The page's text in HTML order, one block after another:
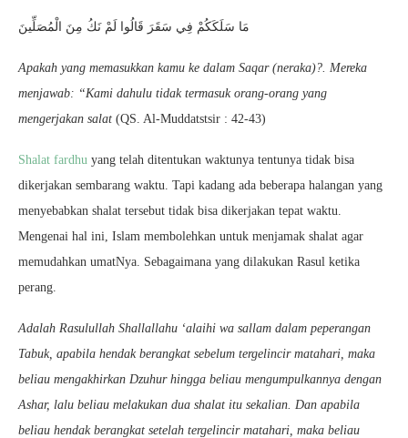
مَا سَلَكَكُمْ فِي سَقَرَ قَالُوا لَمْ نَكُ مِنَ الْمُصَلِّينَ
Apakah yang memasukkan kamu ke dalam Saqar (neraka)?. Mereka
menjawab: “Kami dahulu tidak termasuk orang-orang yang
mengerjakan salat (QS. Al-Muddatstsir : 42-43)
Shalat fardhu yang telah ditentukan waktunya tentunya tidak bisa
dikerjakan sembarang waktu. Tapi kadang ada beberapa halangan yang
menyebabkan shalat tersebut tidak bisa dikerjakan tepat waktu.
Mengenai hal ini, Islam membolehkan untuk menjamak shalat agar
memudahkan umatNya. Sebagaimana yang dilakukan Rasul ketika
perang.
Adalah Rasulullah Shallallahu ‘alaihi wa sallam dalam peperangan
Tabuk, apabila hendak berangkat sebelum tergelincir matahari, maka
beliau mengakhirkan Dzuhur hingga beliau mengumpulkannya dengan
Ashar, lalu beliau melakukan dua shalat itu sekalian. Dan apabila
beliau hendak berangkat setelah tergelincir matahari, maka beliau